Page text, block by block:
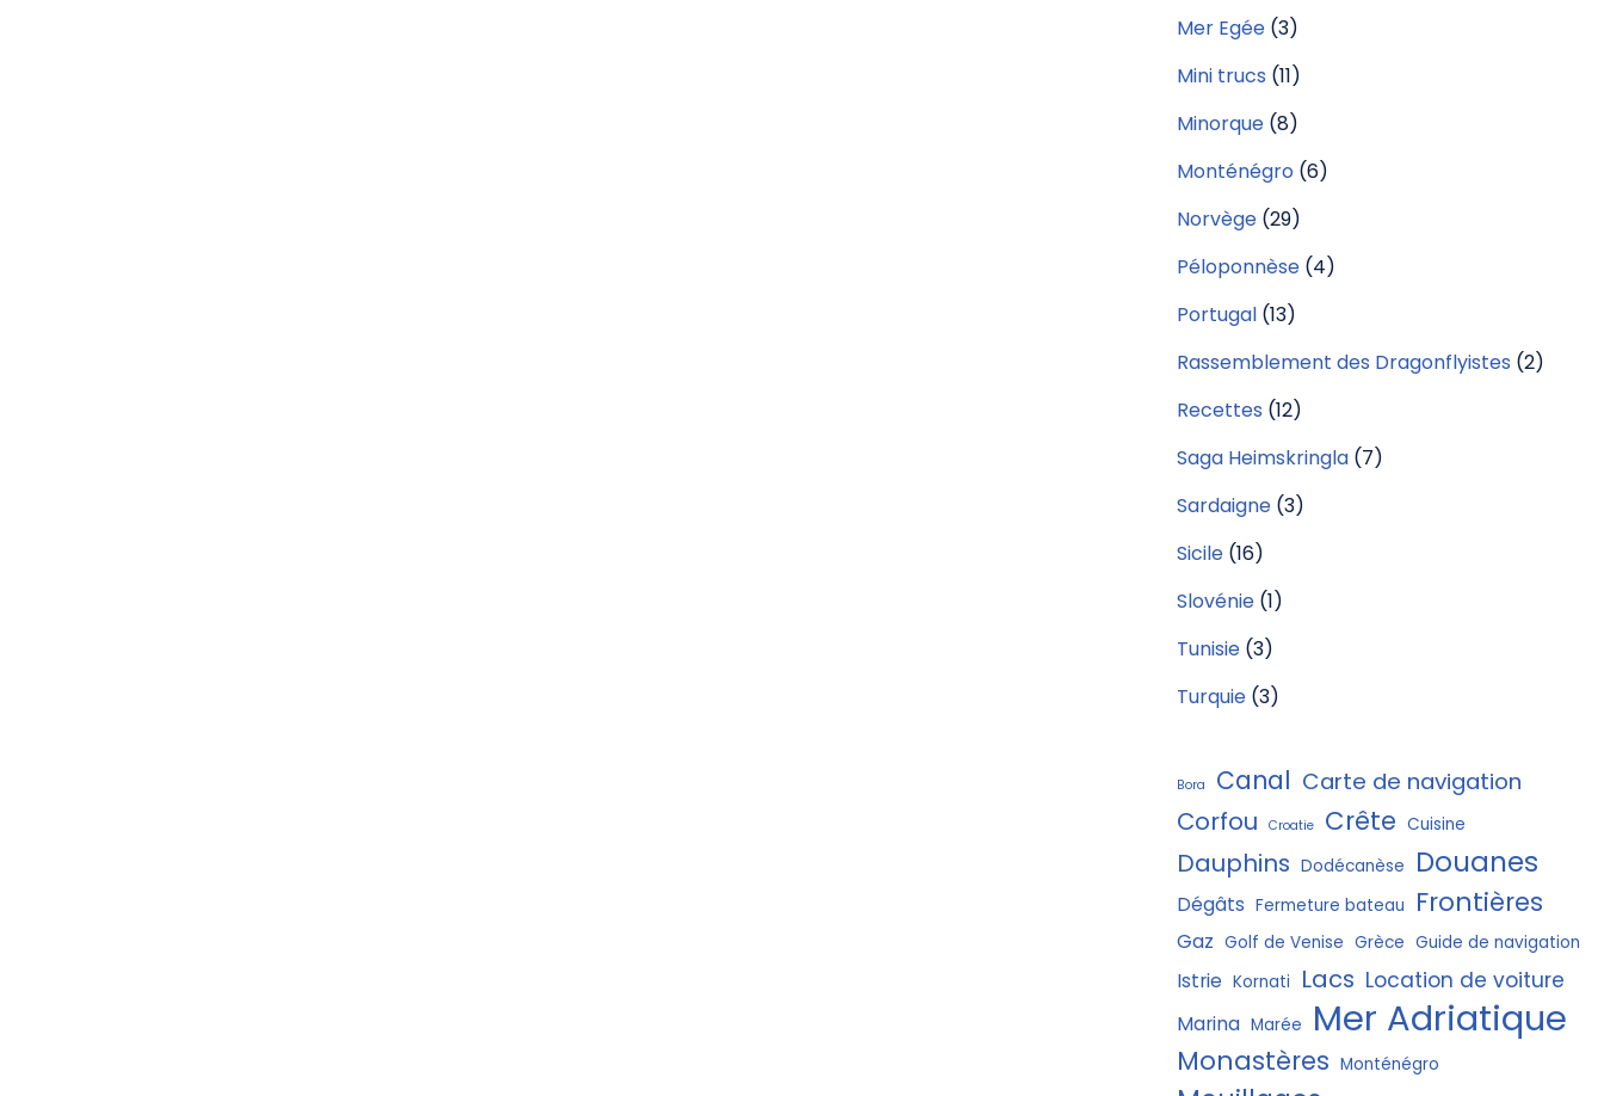
Mer Egée(3)
Mini trucs (11)
Minorque(8)
Monténégro (6)
Norvège(29)
Péloponnèse(4)
Portugal(13)
Rassemblement des Dragonflyistes (2)
Recettes (12)
Saga Heimskringla(7)
Sardaigne(3)
Sicile(16)
Slovénie(1)
Tunisie(3)
Turquie(3)
Bora Canal Carte de navigation
Corfou Croatie Crête Cuisine
Dauphins Dodécanèse Douanes
Dégâts Fermeture bateau Frontières
Gaz Golf de Venise Grèce Guide de navigation
Istrie Kornati Lacs Location de voiture
Marina Marée Mer Adriatique
Monastères Monténégro